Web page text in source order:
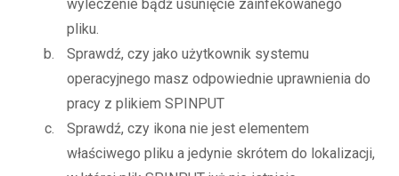
wyleczenie bądź usunięcie zainfekowanego
pliku.
Sprawdź, czy jako użytkownik systemu
operacyjnego masz odpowiednie uprawnienia do
pracy z plikiem SPINPUT
Sprawdź, czy ikona nie jest elementem
właściwego pliku a jedynie skrótem do lokalizacji,